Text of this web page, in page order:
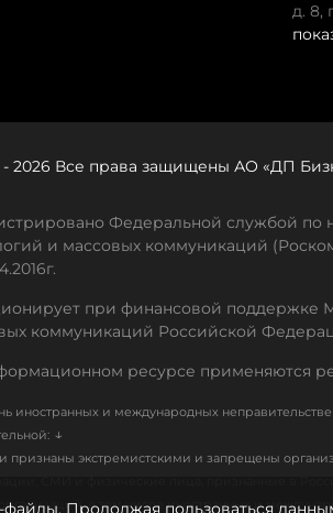
д. 8,
- 2026 Все права защищены АО «ДП
Федеральной службой по
и массовых коммуникаций
при финансовой поддержке
коммуникаций Российской
ресурсе применяются
иностранных и международных
↓
признаны экстремистскими и запрещены
в том числе иностранных и
Продолжая пользоваться